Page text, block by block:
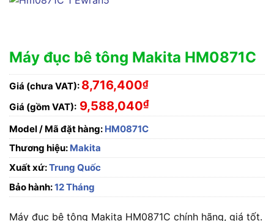
Máy đục bê tông Makita HM0871C
Giá (chưa VAT): 8,716,400₫
Giá (gồm VAT): 9,588,040₫
Model / Mã đặt hàng: HM0871C
Thương hiệu: Makita
Xuất xứ:Trung Quốc
Bảo hành:12 Tháng
Máy đục bê tông Makita HM0871C chính hãng, giá tốt.